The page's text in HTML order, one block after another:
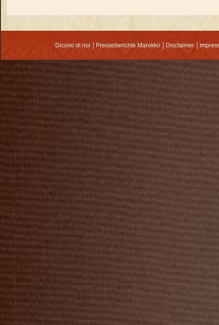
Dicono di noi Presseberichte Marokko Disclaimer